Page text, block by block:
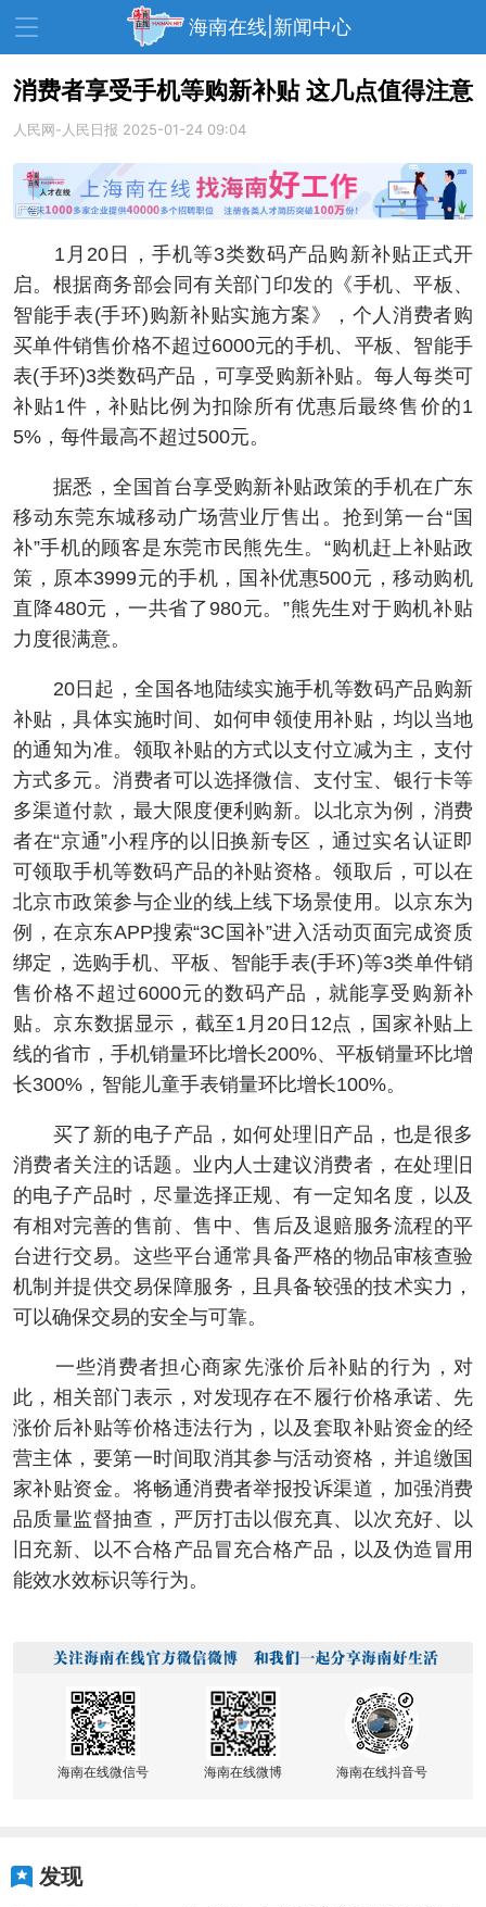
海南在线|新闻中心
资讯中心 热点 旅游
文体 财经
教育 健康 房产
家装 交通 美食
生活 演出 活动
展会 走读海南 周末去哪儿
人才在线 天涯企服
消费者享受手机等购新补贴 这几点值得注意
人民网-人民日报 2025-01-24 09:04
1月20日，手机等3类数码产品购新补贴正式开
启。根据商务部会同有关部门印发的《手机、平板、
智能手表(手环)购新补贴实施方案》，个人消费者购
买单件销售价格不超过6000元的手机、平板、智能手
表(手环)3类数码产品，可享受购新补贴。每人每类可
补贴1件，补贴比例为扣除所有优惠后最终售价的1
5%，每件最高不超过500元。
据悉，全国首台享受购新补贴政策的手机在广东
移动东莞东城移动广场营业厅售出。抢到第一台“国
补”手机的顾客是东莞市民熊先生。“购机赶上补贴政
策，原本3999元的手机，国补优惠500元，移动购机
直降480元，一共省了980元。”熊先生对于购机补贴
力度很满意。
20日起，全国各地陆续实施手机等数码产品购新
补贴，具体实施时间、如何申领使用补贴，均以当地
的通知为准。领取补贴的方式以支付立减为主，支付
方式多元。消费者可以选择微信、支付宝、银行卡等
多渠道付款，最大限度便利购新。以北京为例，消费
者在“京通”小程序的以旧换新专区，通过实名认证即
可领取手机等数码产品的补贴资格。领取后，可以在
北京市政策参与企业的线上线下场景使用。以京东为
例，在京东APP搜索“3C国补”进入活动页面完成资质
绑定，选购手机、平板、智能手表(手环)等3类单件销
售价格不超过6000元的数码产品，就能享受购新补
贴。京东数据显示，截至1月20日12点，国家补贴上
线的省市，手机销量环比增长200%、平板销量环比增
长300%，智能儿童手表销量环比增长100%。
买了新的电子产品，如何处理旧产品，也是很多
消费者关注的话题。业内人士建议消费者，在处理旧
的电子产品时，尽量选择正规、有一定知名度，以及
有相对完善的售前、售中、售后及退赔服务流程的平
台进行交易。这些平台通常具备严格的物品审核查验
机制并提供交易保障服务，且具备较强的技术实力，
可以确保交易的安全与可靠。
一些消费者担心商家先涨价后补贴的行为，对
此，相关部门表示，对发现存在不履行价格承诺、先
涨价后补贴等价格违法行为，以及套取补贴资金的经
营主体，要第一时间取消其参与活动资格，并追缴国
家补贴资金。将畅通消费者举报投诉渠道，加强消费
品质量监督抽查，严厉打击以假充真、以次充好、以
旧充新、以不合格产品冒充合格产品，以及伪造冒用
能效水效标识等行为。
海南在线微信号 海南在线微博 海南在线抖音号
发现